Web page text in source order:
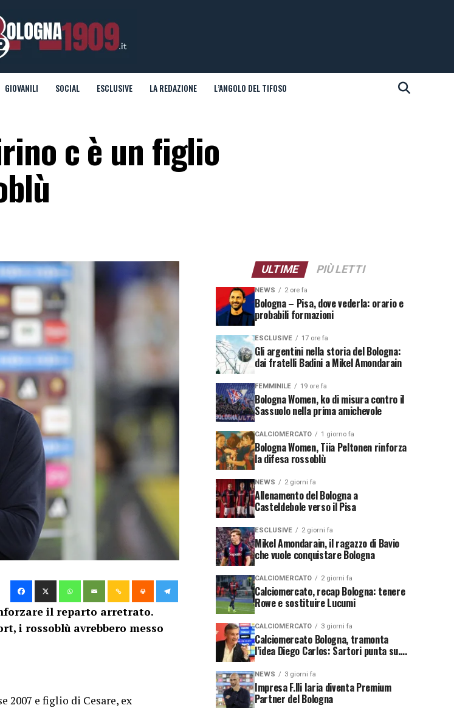
GIOVANILI SOCIAL ESCLUSIVE LA REDAZIONE L’ANGOLO DEL TIFOSO
c è un figlio
il reparto arretrato.
i rossoblù avrebbero messo
2007 e figlio di Cesare, ex
ULTIME PIÙ LETTI
NEWS 2 ore fa
Bologna – Pisa, dove vederla: orario e
probabili formazioni
ESCLUSIVE 17 ore fa
Gli argentini nella storia del Bologna:
dai fratelli Badini a Mikel Amondarain
FEMMINILE 19 ore fa
Bologna Women, ko di misura contro il
Sassuolo nella prima amichevole
CALCIOMERCATO 1 giorno fa
Bologna Women, Tiia Peltonen rinforza
la difesa rossoblù
NEWS 2 giorni fa
Allenamento del Bologna a
Casteldebole verso il Pisa
ESCLUSIVE 2 giorni fa
Mikel Amondarain, il ragazzo di Bavio
che vuole conquistare Bologna
CALCIOMERCATO 2 giorni fa
Calciomercato, recap Bologna: tenere
Rowe e sostituire Lucumi
CALCIOMERCATO 3 giorni fa
Calciomercato Bologna, tramonta
l’idea Diego Carlos: Sartori punta su….
NEWS 3 giorni fa
Impresa F.lli Iaria diventa Premium
Partner del Bologna